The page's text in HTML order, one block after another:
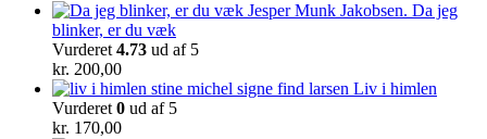
Da jeg
blinker, er du væk
Vurderet 4.73 ud af 5
kr. 200,00
Liv i himlen
Vurderet 0 ud af 5
kr. 170,00